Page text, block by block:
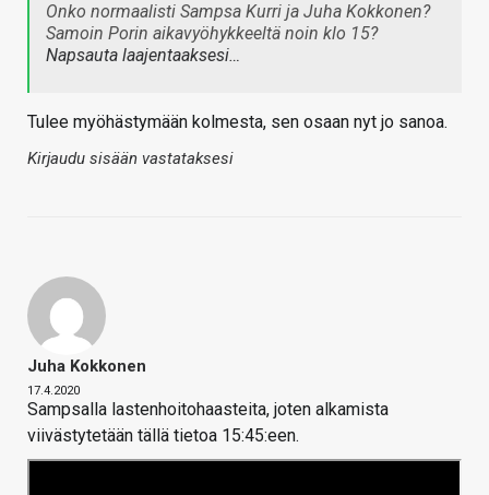
Onko normaalisti Sampsa Kurri ja Juha Kokkonen?
Samoin Porin aikavyöhykkeeltä noin klo 15?
Napsauta laajentaaksesi…
Tulee myöhästymään kolmesta, sen osaan nyt jo sanoa.
Kirjaudu sisään vastataksesi
Juha Kokkonen
17.4.2020
Sampsalla lastenhoitohaasteita, joten alkamista
viivästytetään tällä tietoa 15:45:een.